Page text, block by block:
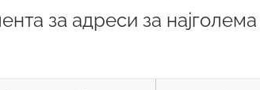
за адреси за